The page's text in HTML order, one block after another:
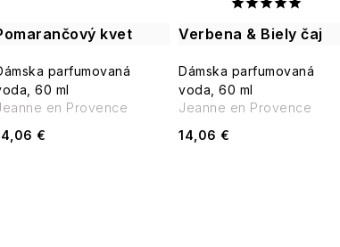
kvet
parfumovaná
60 ml
€
en Provence
Verbena & Biely čaj
Dámska parfumovaná
voda, 60 ml
14,06 €
Jeanne en Provence